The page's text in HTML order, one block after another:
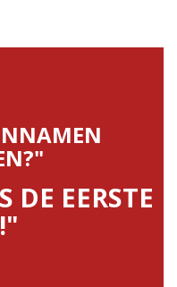
DE EERSTE